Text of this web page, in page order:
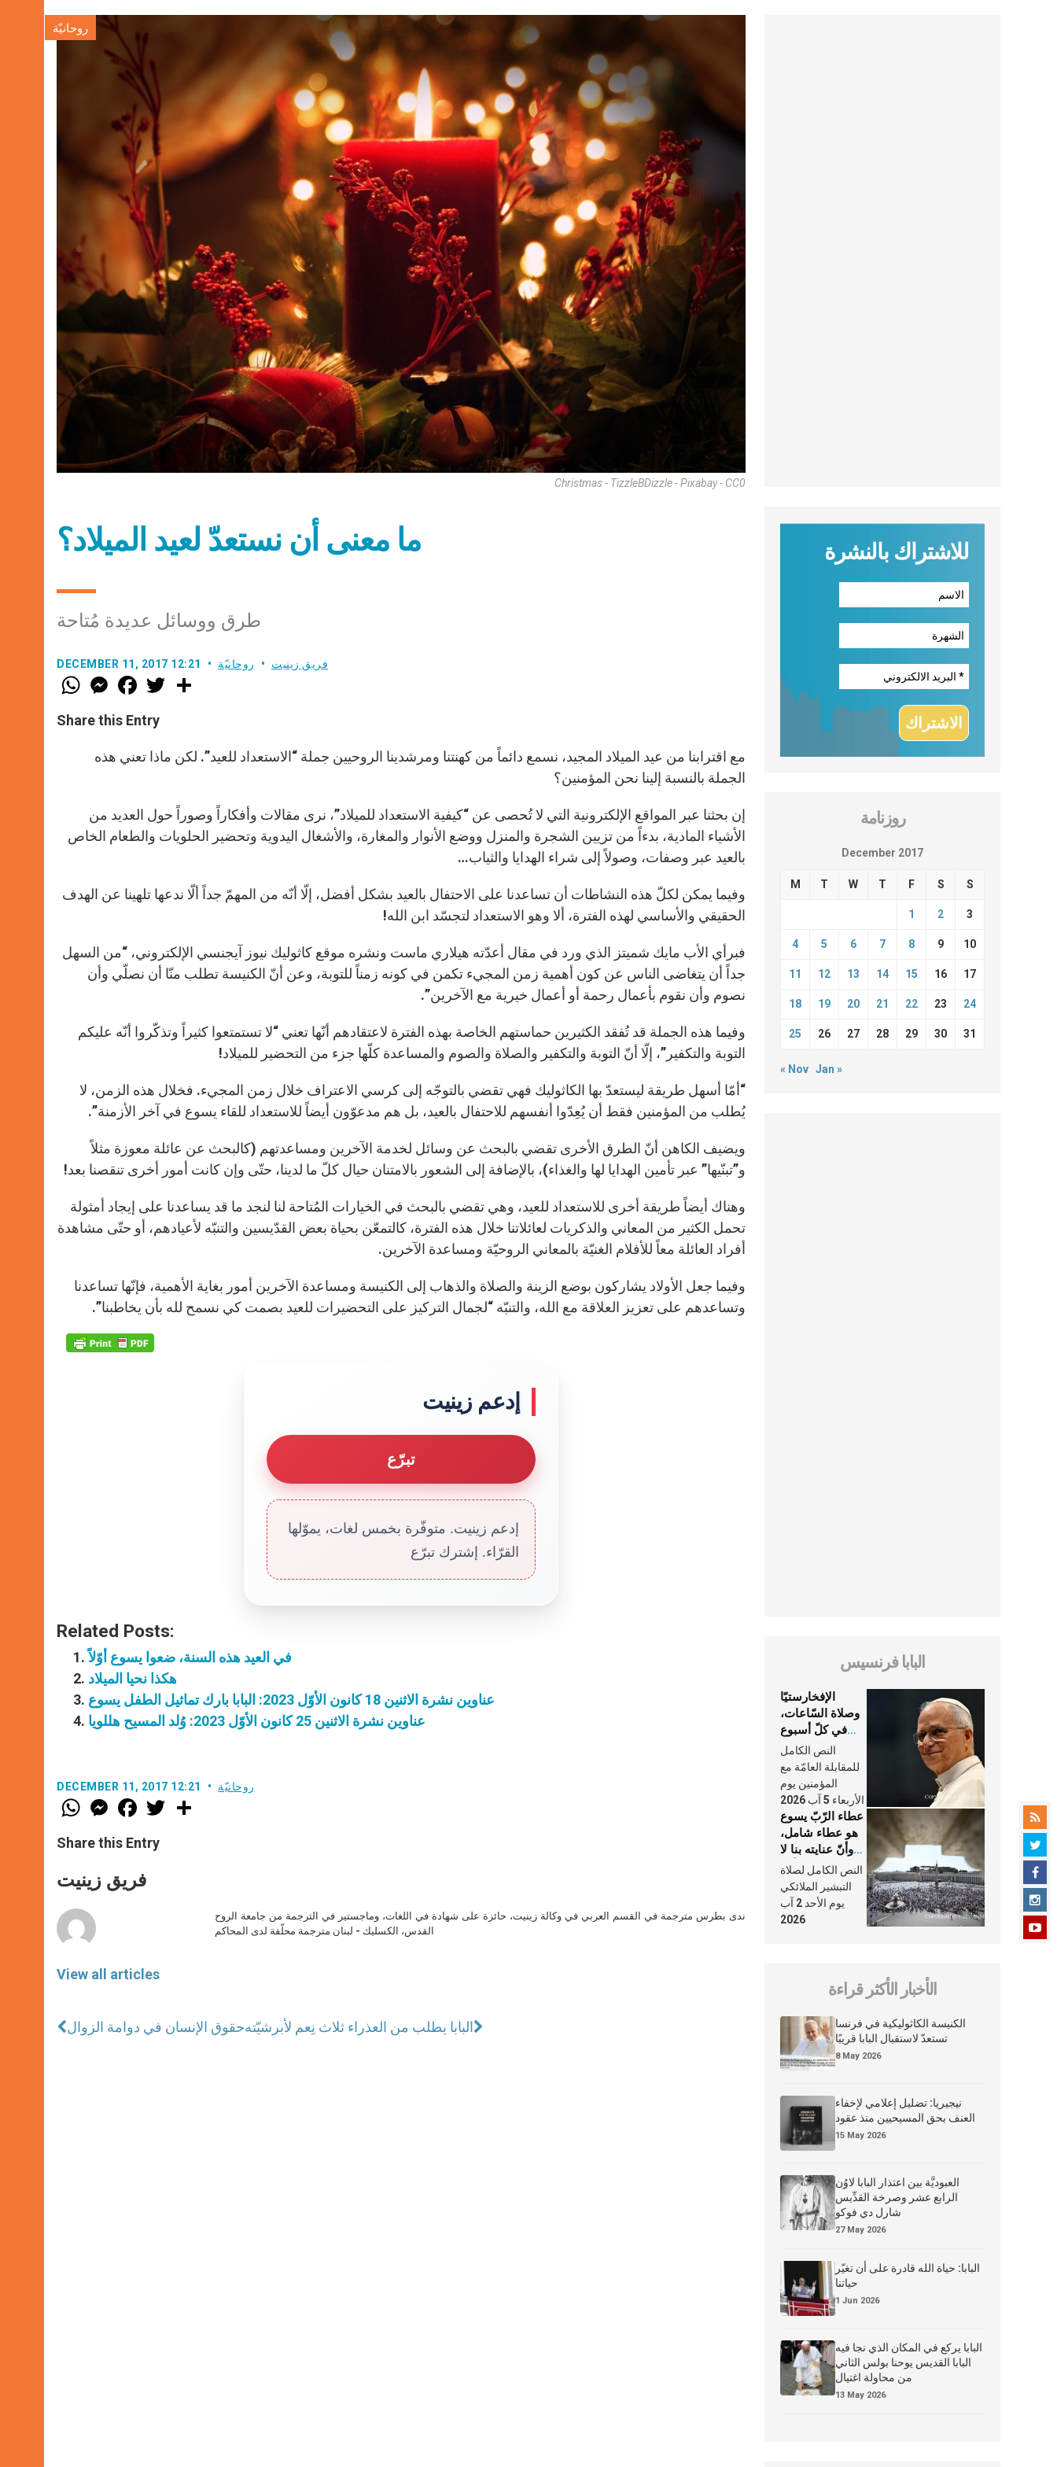
روحانيّة
Christmas - TizzleBDizzle - Pixabay - CC0
ما معنى أن نستعدّ لعيد الميلاد؟
طرق ووسائل عديدة مُتاحة
DECEMBER 11, 2017 12:21 فريق زينيت روحانيّة
W
h
t
s
M
e
s
e
g
e
F
a
e
b
o
k
w
r
Share this Entry
مع اقترابنا من عيد الميلاد المجيد، نسمع دائماً من كهنتنا ومرشدينا الروحيين جملة “الاستعداد للعيد”. لكن ماذا تعني هذه
الجملة بالنسبة إلينا نحن المؤمنين؟
إن بحثنا عبر المواقع الإلكترونية التي لا تُحصى عن “كيفية الاستعداد للميلاد”، نرى مقالات وأفكاراً وصوراً حول العديد من
الأشياء المادية، بدءاً من تزيين الشجرة والمنزل ووضع الأنوار والمغارة، والأشغال اليدوية وتحضير الحلويات والطعام الخاص
بالعيد عبر وصفات، وصولاً إلى شراء الهدايا والثياب…
وفيما يمكن لكلّ هذه النشاطات أن تساعدنا على الاحتفال بالعيد بشكل أفضل، إلّا أنّه من المهمّ جداً ألّا ندعها تلهينا عن الهدف
الحقيقي والأساسي لهذه الفترة، ألا وهو الاستعداد لتجسّد ابن الله!
فبرأي الأب مايك شميتز الذي ورد في مقال أعدّته هيلاري ماست ونشره موقع كاثوليك نيوز آيجنسي الإلكتروني، “من السهل
جداً أن يتغاضى الناس عن كون أهمية زمن المجيء تكمن في كونه زمناً للتوبة، وعن أنّ الكنيسة تطلب منّا أن نصلّي وأن
نصوم وأن نقوم بأعمال رحمة أو أعمال خيرية مع الآخرين”.
وفيما هذه الجملة قد تُفقد الكثيرين حماستهم الخاصة بهذه الفترة لاعتقادهم أنّها تعني “لا تستمتعوا كثيراً وتذكّروا أنّه عليكم
التوبة والتكفير”، إلّا أنّ التوبة والتكفير والصلاة والصوم والمساعدة كلّها جزء من التحضير للميلاد!
“أمّا أسهل طريقة ليستعدّ بها الكاثوليك فهي تقضي بالتوجّه إلى كرسي الاعتراف خلال زمن المجيء. فخلال هذه الزمن، لا
يُطلب من المؤمنين فقط أن يُعِدّوا أنفسهم للاحتفال بالعيد، بل هم مدعوّون أيضاً للاستعداد للقاء يسوع في آخر الأزمنة”.
ويضيف الكاهن أنّ الطرق الأخرى تقضي بالبحث عن وسائل لخدمة الآخرين ومساعدتهم (كالبحث عن عائلة معوزة مثلاً
و”تبنّيها” عبر تأمين الهدايا لها والغذاء)، بالإضافة إلى الشعور بالامتنان حيال كلّ ما لدينا، حتّى وإن كانت أمور أخرى تنقصنا بعد!
وهناك أيضاً طريقة أخرى للاستعداد للعيد، وهي تقضي بالبحث في الخيارات المُتاحة لنا لنجد ما قد يساعدنا على إيجاد أمثولة
تحمل الكثير من المعاني والذكريات لعائلاتنا خلال هذه الفترة، كالتمعّن بحياة بعض القدّيسين والتنبّه لأعيادهم، أو حتّى مشاهدة
أفراد العائلة معاً للأفلام الغنيّة بالمعاني الروحيّة ومساعدة الآخرين.
وفيما جعل الأولاد يشاركون بوضع الزينة والصلاة والذهاب إلى الكنيسة ومساعدة الآخرين أمور بغاية الأهمية، فإنّها تساعدنا
وتساعدهم على تعزيز العلاقة مع الله، والتنبّه “لجمال التركيز على التحضيرات للعيد بصمت كي نسمح لله بأن يخاطبنا”.
إدعم زينيت
تبرّع
إدعم زينيت. متوفّرة بخمس لغات، يموّلها
القرّاء. إشترك تبرّع
Related Posts:
في العيد هذه السنة، ضعوا يسوع أوّلاً
هكذا نحيا الميلاد
عناوين نشرة الاثنين 18 كانون الأوّل 2023: البابا بارك تماثيل الطفل يسوع
عناوين نشرة الاثنين 25 كانون الأوّل 2023: وُلد المسيح هللويا
DECEMBER 11, 2017 12:21 روحانيّة
W
h
t
s
p
p
M
e
s
e
g
e
F
a
e
b
o
k
w
Share this Entry
فريق زينيت
View all articles
ندى بطرس مترجمة في القسم العربي في وكالة زينيت، حائزة على شهادة في اللغات، وماجستير في الترجمة من جامعة الروح
القدس، الكسليك - لبنان مترجمة محلّفة لدى المحاكم
حقوق الإنسان في دوامة الزوالالبابا يطلب من العذراء ثلاث نِعم لأبرشيّته
للاشتراك بالنشرة
روزنامة
December 2017
M T W T F S S
1 2 3
4 5 6 7 8 9 10
11 12 13 14 15 16 17
18 19 20 21 22 23 24
25 26 27 28 29 30 31
« Nov Jan »
البابا فرنسيس
الإفخارستيّا
وصلاة السّاعات،
في كلّ أسبوع
وكلّ يوم، هما
النَّفَس في حياة
الكنيسة
النص الكامل
للمقابلة العامّة مع
المؤمنين يوم
الأربعاء 5 آب 2026
عطاء الرّبّ يسوع
هو عطاء شامل،
وأنّ عنايته بنا لا
تغيب عنّا أبدًا
النص الكامل لصلاة
التبشير الملائكي
يوم الأحد 2 آب
2026
الأخبار الأكثر قراءة
الكنيسة الكاثوليكية في فرنسا
تستعدّ لاستقبال البابا قريبًا
8 May 2026
نيجيريا: تضليل إعلامي لإخفاء
العنف بحق المسيحيين منذ عقود
15 May 2026
العبوديَّة بين اعتذار البابا لاوُن
الرابع عشر وصرخة القدِّيس
شارل دي فوكو
27 May 2026
البابا: حياة الله قادرة على أن تغيّر
حياتنا
1 Jun 2026
البابا يركع في المكان الذي نجا فيه
البابا القديس يوحنا بولس الثاني
من محاولة اغتيال
13 May 2026